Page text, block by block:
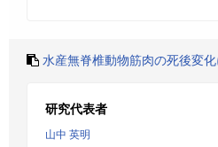
水産無脊椎動物筋肉の死後変
研究代表者
山中 英明